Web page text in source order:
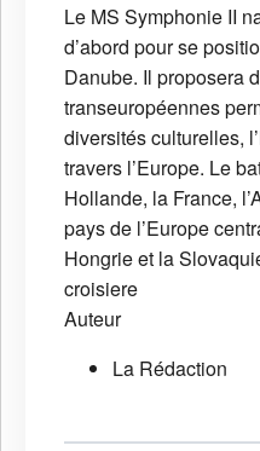
Le MS Symphonie II
d’abord pour se
Danube. Il proposera
transeuropéennes
diversités culturelles,
travers l’Europe. Le
Hollande, la France,
pays de l’Europe
Hongrie et la
croisiere
Auteur
La Rédaction